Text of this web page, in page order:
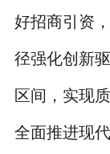
好招商引资
径强化创新
区间，实现
全面推进现